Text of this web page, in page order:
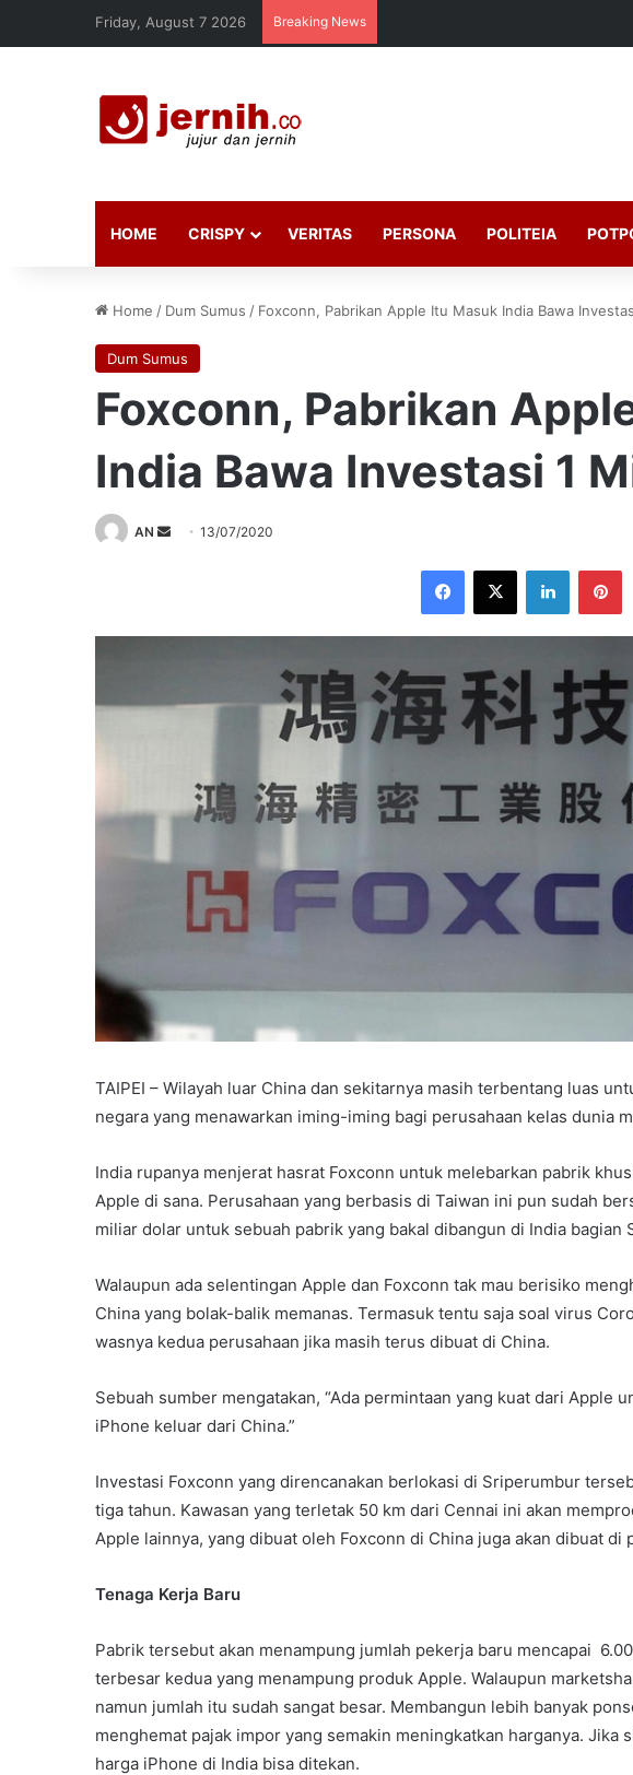
Friday, August 7 2026 Breaking News
HOME CRISPY VERITAS PERSONA POLITEIA
Home / Dum Sumus / Foxconn, Pabrikan Apple Itu Masuk India Bawa
Dum Sumus
Foxconn, Pabrikan
India Bawa Investasi 1
AN
Send13/07/2020
Facebook
X LinkedIn
TAIPEI – Wilayah luar China dan sekitarnya masih terbentang luas
negara yang menawarkan iming-iming bagi perusahaan kelas dunia
India rupanya menjerat hasrat Foxconn untuk melebarkan pabrik
Apple di sana. Perusahaan yang berbasis di Taiwan ini pun sudah
miliar dolar untuk sebuah pabrik yang bakal dibangun di India bagian
Walaupun ada selentingan Apple dan Foxconn tak mau berisiko
China yang bolak-balik memanas. Termasuk tentu saja soal virus
wasnya kedua perusahaan jika masih terus dibuat di China.
Sebuah sumber mengatakan, “Ada permintaan yang kuat dari Apple
iPhone keluar dari China.”
Investasi Foxconn yang direncanakan berlokasi di Sriperumbur
tiga tahun. Kawasan yang terletak 50 km dari Cennai ini akan
Apple lainnya, yang dibuat oleh Foxconn di China juga akan dibuat di
Tenaga Kerja Baru
Pabrik tersebut akan menampung jumlah pekerja baru mencapai
terbesar kedua yang menampung produk Apple. Walaupun
namun jumlah itu sudah sangat besar. Membangun lebih banyak
menghemat pajak impor yang semakin meningkatkan harganya. Jika
harga iPhone di India bisa ditekan.